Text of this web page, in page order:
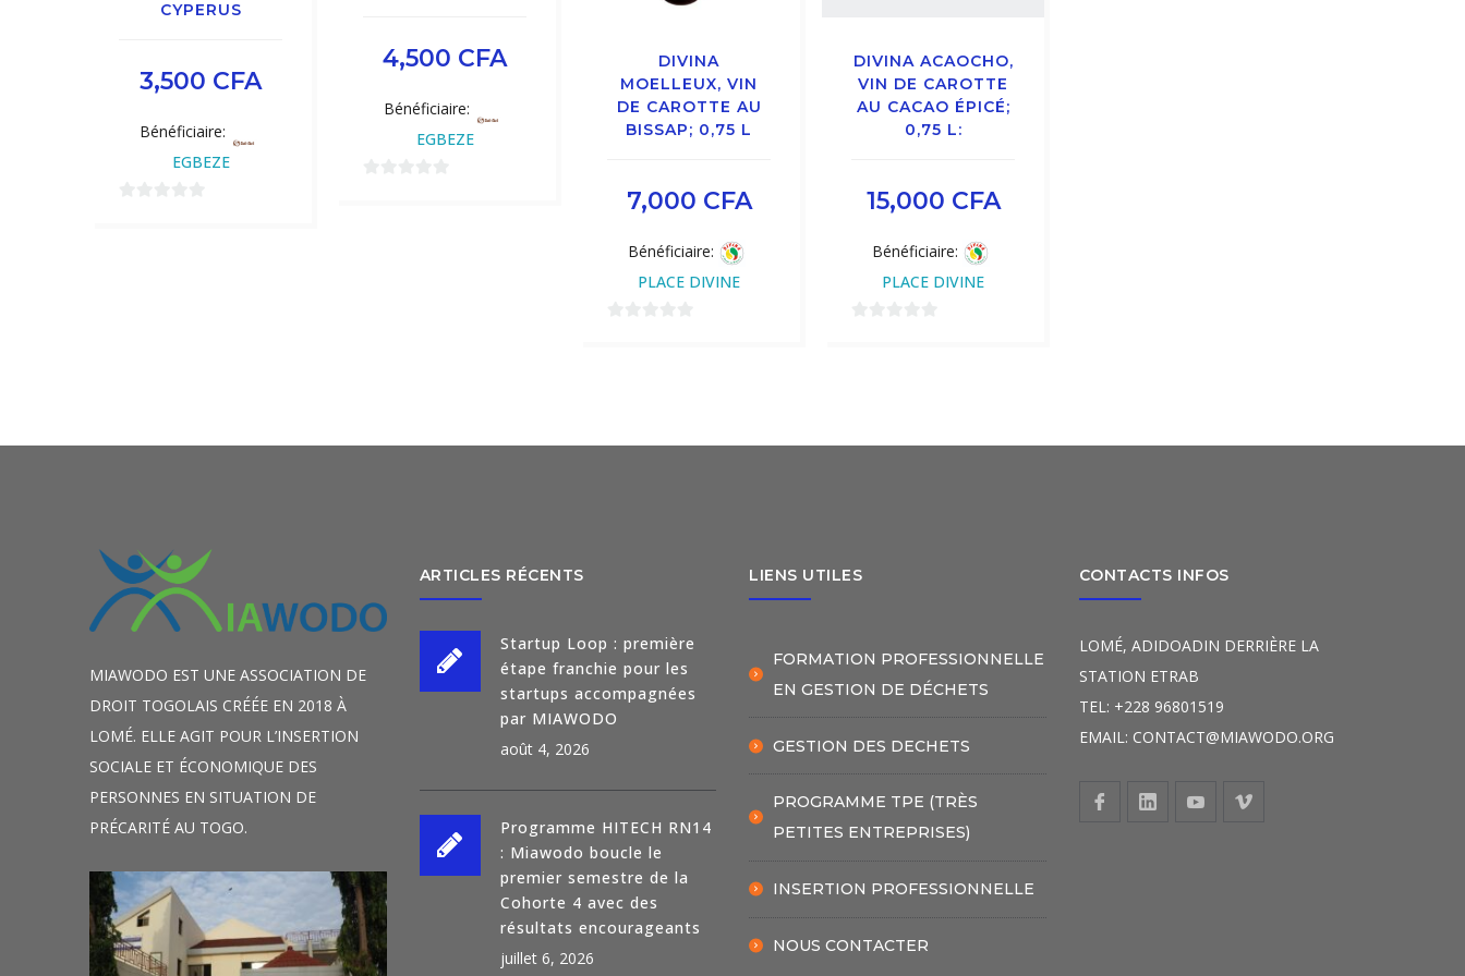
CYPERUS
3,500 CFA
Bénéficiaire:
EGBEZE
4,500 CFA
Bénéficiaire:
EGBEZE
DIVINA
MOELLEUX, VIN
DE CAROTTE AU
BISSAP; 0,75 L
7,000 CFA
Bénéficiaire:
PLACE DIVINE
DIVINA ACAOCHO,
VIN DE CAROTTE
AU CACAO ÉPICÉ;
0,75 L:
15,000 CFA
Bénéficiaire:
PLACE DIVINE
MIAWODO EST UNE ASSOCIATION DE
DROIT TOGOLAIS CRÉÉE EN 2018 À
LOMÉ. ELLE AGIT POUR L’INSERTION
SOCIALE ET ÉCONOMIQUE DES
PERSONNES EN SITUATION DE
PRÉCARITÉ AU TOGO.
ARTICLES RÉCENTS
Startup Loop : première
étape franchie pour les
startups accompagnées
par MIAWODO
août 4, 2026
Programme HITECH RN14
: Miawodo boucle le
premier semestre de la
Cohorte 4 avec des
résultats encourageants
juillet 6, 2026
LIENS UTILES
FORMATION PROFESSIONNELLE
EN GESTION DE DÉCHETS
GESTION DES DECHETS
PROGRAMME TPE (TRÈS
PETITES ENTREPRISES)
INSERTION PROFESSIONNELLE
NOUS CONTACTER
CONTACTS INFOS
LOMÉ, ADIDOADIN DERRIÈRE LA
STATION ETRAB
TEL: +228 96801519
EMAIL: CONTACT@MIAWODO.ORG